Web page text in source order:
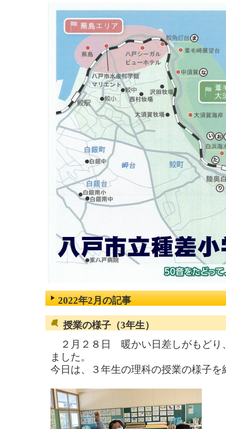
2022年2月の記事
授業の様子（3年生）
２月２８日 暖かい日差しがもどり
ました。
今日は、３年生の理科の授業の様子を